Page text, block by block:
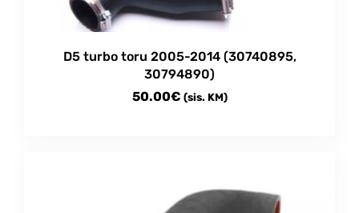
D5 turbo toru 2005-2014 (30740895,
30794890)
50.00€ (sis. KM)